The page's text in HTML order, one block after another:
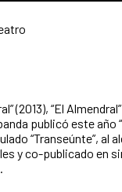
(2013), “El
publicó este año
“Transeúnte”, al
y co-publicado en